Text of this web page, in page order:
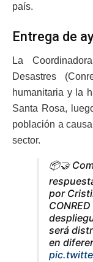
país.
Entrega de
La
Desastres
humanitaria y la
Santa Rosa,
población a
sector.
📦🤝
por
será
en